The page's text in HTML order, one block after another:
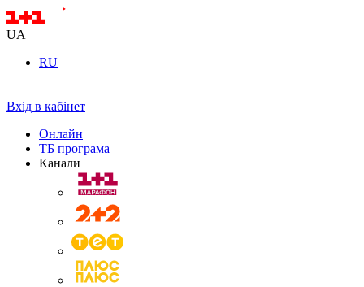
UA
RU
Вхід в кабінет
Онлайн
ТБ програма
Канали